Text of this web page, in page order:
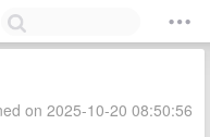
on 2025-10-20 08:50:56